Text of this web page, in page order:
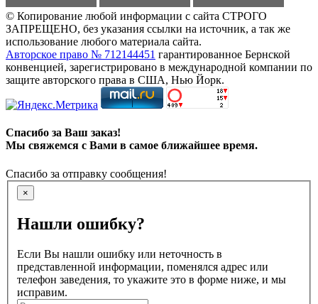
© Копирование любой информации с сайта СТРОГО
ЗАПРЕЩЕНО, без указания ссылки на источник, а так же
использование любого материала сайта.
Авторское право № 712144451 гарантированное Бернской
конвенцией, зарегистрировано в международной компании по
защите авторского права в США, Нью Йорк.
Спасибо за Ваш заказ!
Мы свяжемся с Вами в самое ближайшее время.
Спасибо за отправку сообщения!
×
Нашли ошибку?
Если Вы нашли ошибку или неточность в
представленной информации, поменялся адрес или
телефон заведения, то укажите это в форме ниже, и мы
исправим.